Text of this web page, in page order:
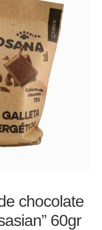
chocolate
60gr